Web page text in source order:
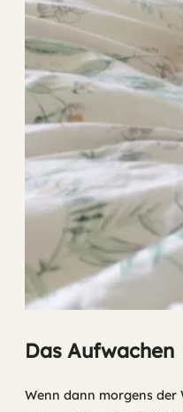
Das Aufwachen
Wenn dann morgens